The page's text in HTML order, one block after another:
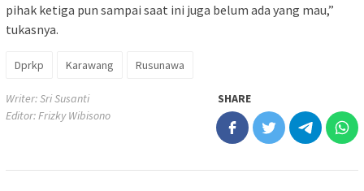
pihak ketiga pun sampai saat ini juga belum ada yang mau,”
tukasnya.
Dprkp Karawang Rusunawa
Writer: Sri Susanti
Editor: Frizky Wibisono
SHARE